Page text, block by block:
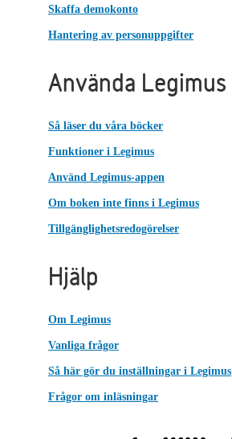
Skaffa demokonto
Hantering av personuppgifter
Använda Legimus
Så läser du våra böcker
Funktioner i Legimus
Använd Legimus-appen
Om boken inte finns i Legimus
Tillgänglighetsredogörelser
Hjälp
Om Legimus
Vanliga frågor
Så här gör du inställningar i Legimus
Frågor om inläsningar